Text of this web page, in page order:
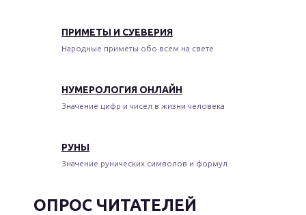
ПРИМЕТЫ И СУЕВЕРИЯ
Народные приметы обо всем на свете
НУМЕРОЛОГИЯ ОНЛАЙН
Значение цифр и чисел в жизни человека
РУНЫ
Значение рунических символов и формул
ОПРОС ЧИТАТЕЛЕЙ